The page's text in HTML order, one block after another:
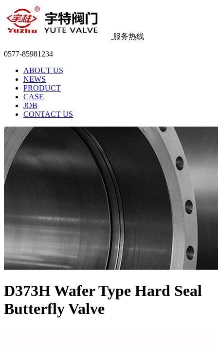
服务热线
0577-85981234
ABOUT US
NEWS
PRODUCT
CASE
JOB
CONTACT US
D373H Wafer Type Hard Seal
Butterfly Valve